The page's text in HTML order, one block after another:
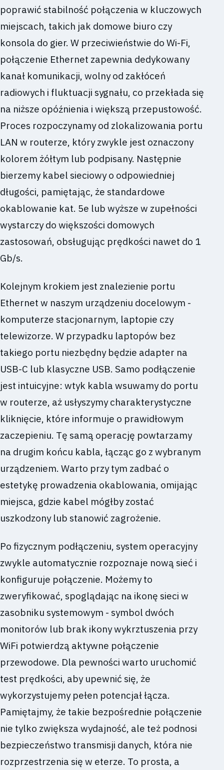
poprawić stabilność połączenia w kluczowych
miejscach, takich jak domowe biuro czy
konsola do gier. W przeciwieństwie do Wi-Fi,
połączenie Ethernet zapewnia dedykowany
kanał komunikacji, wolny od zakłóceń
radiowych i fluktuacji sygnału, co przekłada się
na niższe opóźnienia i większą przepustowość.
Proces rozpoczynamy od zlokalizowania portu
LAN w routerze, który zwykle jest oznaczony
kolorem żółtym lub podpisany. Następnie
bierzemy kabel sieciowy o odpowiedniej
długości, pamiętając, że standardowe
okablowanie kat. 5e lub wyższe w zupełności
wystarczy do większości domowych
zastosowań, obsługując prędkości nawet do 1
Gb/s.
Kolejnym krokiem jest znalezienie portu
Ethernet w naszym urządzeniu docelowym -
komputerze stacjonarnym, laptopie czy
telewizorze. W przypadku laptopów bez
takiego portu niezbędny będzie adapter na
USB-C lub klasyczne USB. Samo podłączenie
jest intuicyjne: wtyk kabla wsuwamy do portu
w routerze, aż usłyszymy charakterystyczne
kliknięcie, które informuje o prawidłowym
zaczepieniu. Tę samą operację powtarzamy
na drugim końcu kabla, łącząc go z wybranym
urządzeniem. Warto przy tym zadbać o
estetykę prowadzenia okablowania, omijając
miejsca, gdzie kabel mógłby zostać
uszkodzony lub stanowić zagrożenie.
Po fizycznym podłączeniu, system operacyjny
zwykle automatycznie rozpoznaje nową sieć i
konfiguruje połączenie. Możemy to
zweryfikować, spoglądając na ikonę sieci w
zasobniku systemowym - symbol dwóch
monitorów lub brak ikony wykrztuszenia przy
WiFi potwierdzą aktywne połączenie
przewodowe. Dla pewności warto uruchomić
test prędkości, aby upewnić się, że
wykorzystujemy pełen potencjał łącza.
Pamiętajmy, że takie bezpośrednie połączenie
nie tylko zwiększa wydajność, ale też podnosi
bezpieczeństwo transmisji danych, która nie
rozprzestrzenia się w eterze. To prosta, a